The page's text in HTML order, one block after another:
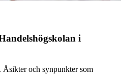
i
Åsikter och synpunkter som